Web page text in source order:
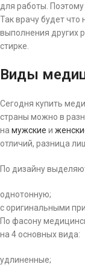
для работы.
Так врачу будет
выполнения других
стирке.
Виды
Сегодня купить
страны можно в
на мужские и
отличий, разница
По дизайну
однотонную;
с оригинальными
По фасону
на 4 основных вида:
удлиненные;